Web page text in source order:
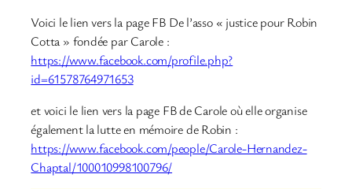
Voici le lien vers la page FB De l’asso « justice pour Robin
Cotta » fondée par Carole :
https://www.facebook.com/profile.php?
id=61578764971653
et voici le lien vers la page FB de Carole où elle organise
également la lutte en mémoire de Robin :
https://www.facebook.com/people/Carole-Hernandez-
Chaptal/100010998100796/